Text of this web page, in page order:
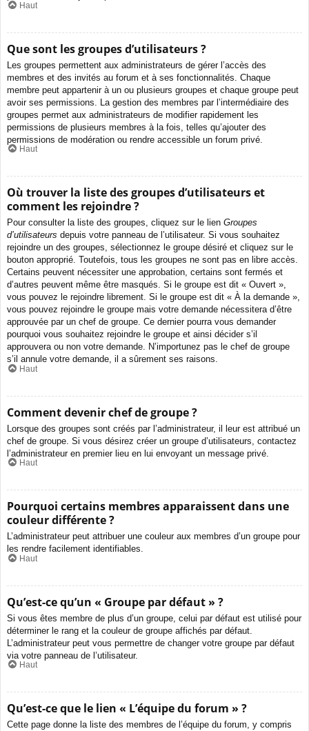
Haut
Que sont les groupes d’utilisateurs ?
Les groupes permettent aux administrateurs de gérer l’accès des
membres et des invités au forum et à ses fonctionnalités. Chaque
membre peut appartenir à un ou plusieurs groupes et chaque groupe peut
avoir ses permissions. La gestion des membres par l’intermédiaire des
groupes permet aux administrateurs de modifier rapidement les
permissions de plusieurs membres à la fois, telles qu’ajouter des
permissions de modération ou rendre accessible un forum privé.
Haut
Où trouver la liste des groupes d’utilisateurs et
comment les rejoindre ?
Pour consulter la liste des groupes, cliquez sur le lien Groupes
d’utilisateurs depuis votre panneau de l’utilisateur. Si vous souhaitez
rejoindre un des groupes, sélectionnez le groupe désiré et cliquez sur le
bouton approprié. Toutefois, tous les groupes ne sont pas en libre accès.
Certains peuvent nécessiter une approbation, certains sont fermés et
d’autres peuvent même être masqués. Si le groupe est dit « Ouvert »,
vous pouvez le rejoindre librement. Si le groupe est dit « À la demande »,
vous pouvez rejoindre le groupe mais votre demande nécessitera d’être
approuvée par un chef de groupe. Ce dernier pourra vous demander
pourquoi vous souhaitez rejoindre le groupe et ainsi décider s’il
approuvera ou non votre demande. N’importunez pas le chef de groupe
s’il annule votre demande, il a sûrement ses raisons.
Haut
Comment devenir chef de groupe ?
Lorsque des groupes sont créés par l’administrateur, il leur est attribué un
chef de groupe. Si vous désirez créer un groupe d’utilisateurs, contactez
l’administrateur en premier lieu en lui envoyant un message privé.
Haut
Pourquoi certains membres apparaissent dans une
couleur différente ?
L’administrateur peut attribuer une couleur aux membres d’un groupe pour
les rendre facilement identifiables.
Haut
Qu’est-ce qu’un « Groupe par défaut » ?
Si vous êtes membre de plus d’un groupe, celui par défaut est utilisé pour
déterminer le rang et la couleur de groupe affichés par défaut.
L’administrateur peut vous permettre de changer votre groupe par défaut
via votre panneau de l’utilisateur.
Haut
Qu’est-ce que le lien « L’équipe du forum » ?
Cette page donne la liste des membres de l’équipe du forum, y compris